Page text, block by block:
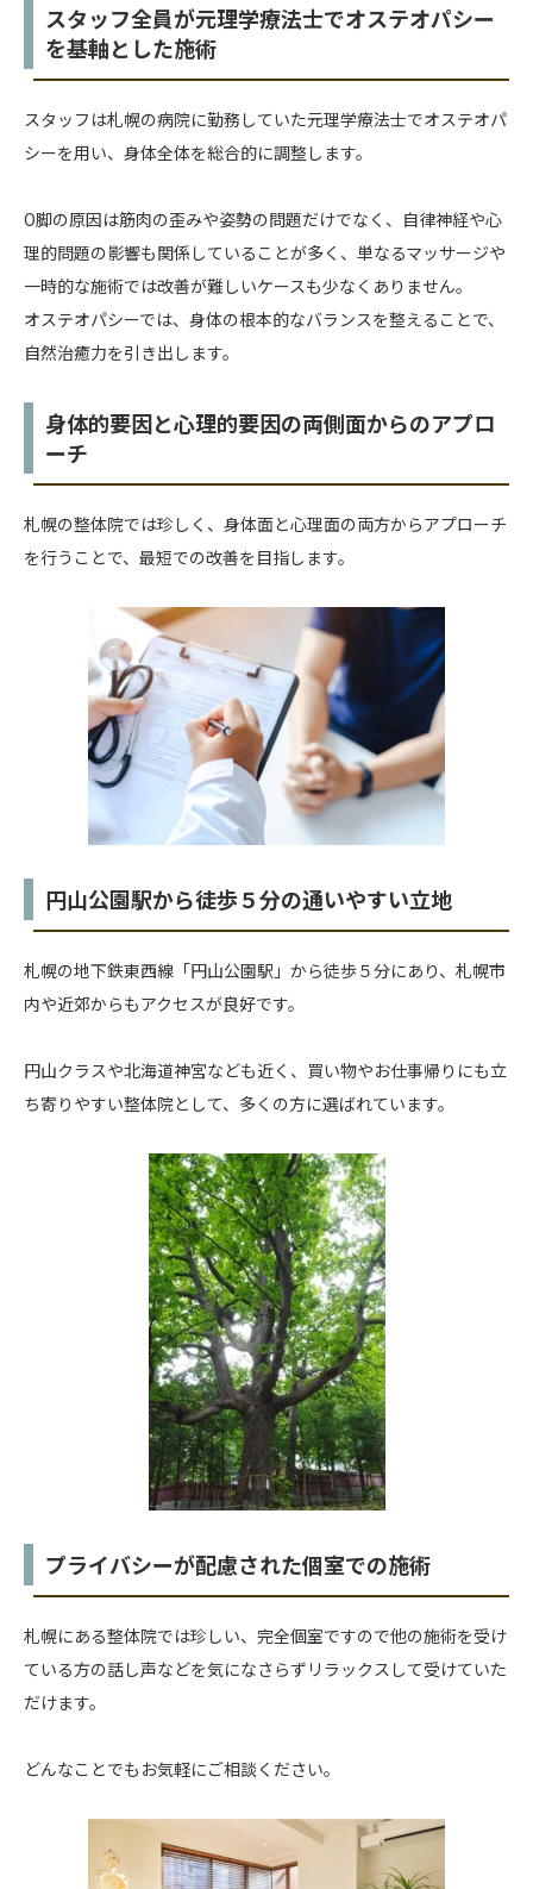
スタッフ全員が元理学療法士でオステオパシー
を基軸とした施術
スタッフは札幌の病院に勤務していた元理学療法士でオステオパ
シーを用い、身体全体を総合的に調整します。
O脚の原因は筋肉の歪みや姿勢の問題だけでなく、自律神経や心
理的問題の影響も関係していることが多く、単なるマッサージや
一時的な施術では改善が難しいケースも少なくありません。
オステオパシーでは、身体の根本的なバランスを整えることで、
自然治癒力を引き出します。
身体的要因と心理的要因の両側面からのアプロ
ーチ
札幌の整体院では珍しく、身体面と心理面の両方からアプローチ
を行うことで、最短での改善を目指します。
円山公園駅から徒歩５分の通いやすい立地
札幌の地下鉄東西線「円山公園駅」から徒歩５分にあり、札幌市
内や近郊からもアクセスが良好です。
円山クラスや北海道神宮なども近く、買い物やお仕事帰りにも立
ち寄りやすい整体院として、多くの方に選ばれています。
プライバシーが配慮された個室での施術
札幌にある整体院では珍しい、完全個室ですので他の施術を受け
ている方の話し声などを気になさらずリラックスして受けていた
だけます。
どんなことでもお気軽にご相談ください。